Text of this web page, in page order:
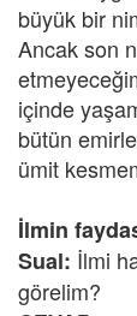
büyük bir
Ancak son
içinde
bütün
ümit
İlmin
Sual: İlmi
görelim?